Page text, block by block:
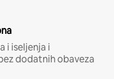
i iseljenja i
dodatnih obaveza